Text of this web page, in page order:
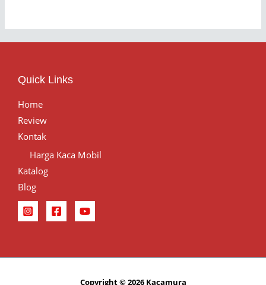
Quick Links
Home
Review
Kontak
Harga Kaca Mobil
Katalog
Blog
Copyright © 2026 Kacamura